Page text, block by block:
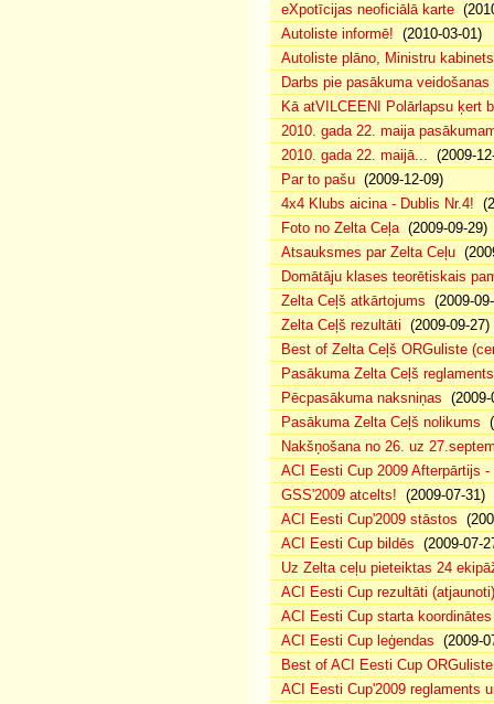
eXpotīcijas neoficiālā karte
Autoliste informē! (2010-03-01)
Autoliste plāno, Ministru
Darbs pie pasākuma
Kā atVILCEENI Polārlapsu ķert
2010. gada 22. maija
2010. gada 22. maijā... (2009-
Par to pašu (2009-12-09)
4x4 Klubs aicina - Dublis Nr.4!
Foto no Zelta Ceļa(2009-09-29)
Atsauksmes par Zelta Ceļu
Domātāju klases teorētiskais
Zelta Ceļš atkārtojums (2009-
Zelta Ceļš rezultāti (2009-09-27)
Best of Zelta Ceļš ORGuliste
Pasākuma Zelta Ceļš reglaments
Pēcpasākuma naksniņas (2009-
Pasākuma Zelta Ceļš nolikums
Nakšņošana no 26. uz
ACI Eesti Cup 2009 Afterpārtijs -
GSS'2009 atcelts! (2009-07-31)
ACI Eesti Cup'2009 stāstos
ACI Eesti Cup bildēs (2009-07-
Uz Zelta ceļu pieteiktas 24
ACI Eesti Cup rezultāti (atjaunoti)
ACI Eesti Cup starta koordinātes
ACI Eesti Cup leģendas (2009-
Best of ACI Eesti Cup
ACI Eesti Cup'2009 reglaments